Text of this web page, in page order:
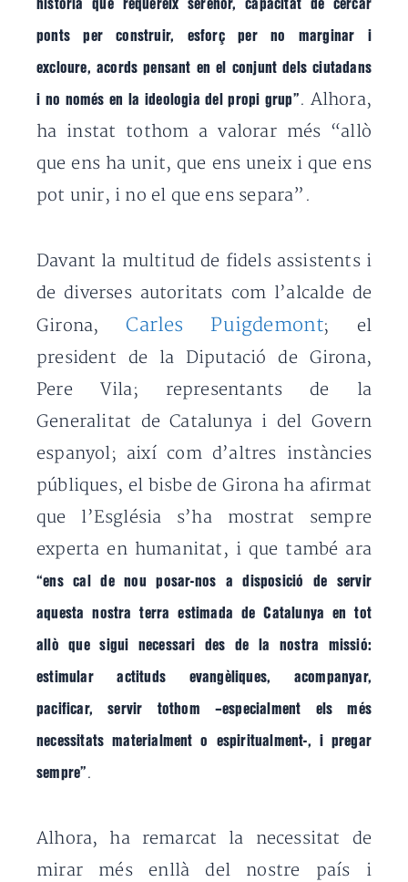
història que requereix serenor, capacitat de cercar
ponts per construir, esforç per no marginar i
excloure, acords pensant en el conjunt dels ciutadans
i no només en la ideologia del propi grup” . Alhora,
ha instat tothom a valorar més “allò
que ens ha unit, que ens uneix i que ens
pot unir, i no el que ens separa”.
Davant la multitud de fidels assistents i
de diverses autoritats com l’alcalde de
Girona,Carles Puigdemont; el
president de la Diputació de Girona,
Pere Vila; representants de la
Generalitat de Catalunya i del Govern
espanyol; així com d’altres instàncies
públiques, el bisbe de Girona ha afirmat
que l’Església s’ha mostrat sempre
experta en humanitat, i que també ara
“ens cal de nou posar-nos a disposició de servir
aquesta nostra terra estimada de Catalunya en tot
allò que sigui necessari des de la nostra missió:
estimular actituds evangèliques, acompanyar,
pacificar, servir tothom –especialment els més
necessitats materialment o espiritualment-, i pregar
sempre” .
Alhora, ha remarcat la necessitat de
mirar més enllà del nostre país i